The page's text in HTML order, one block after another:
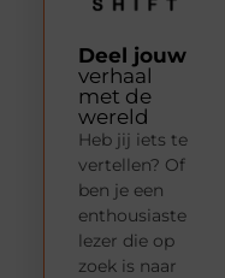
Deel jouw
verhaal
met de
wereld
Heb jij iets te
vertellen? Of
ben je een
enthousiaste
lezer die op
zoek is naar